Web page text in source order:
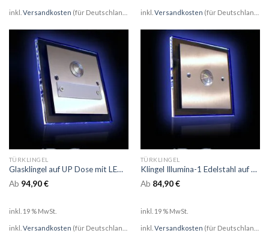
inkl. Versandkosten (für Deutschland) inkl. Versandkosten (für Deutschland)
TÜRKLINGEL
Glasklingel auf UP Dose mit LED Glasplatte
Ab 94,90€
inkl. 19 % MwSt.
inkl. Versandkosten (für Deutschland)
TÜRKLINGEL
Klingel Illumina-1 Edelstahl auf UP Dose mit LED beleuchteter Glasplatte
Ab 84,90€
inkl. 19 % MwSt.
inkl. Versandkosten (für Deutschland)